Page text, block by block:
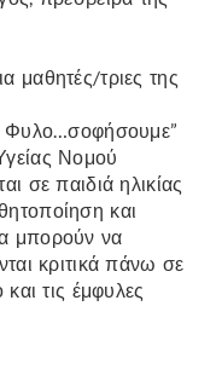
τριες της
Φυλο…σοφήσουμε”
Νομού
σε παιδιά ηλικίας
και
μπορούν να
κριτικά πάνω σε
τις έμφυλες